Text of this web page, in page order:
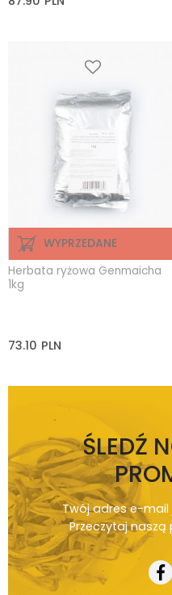
WYPRZEDANE
Herbata ryżowa Genmaicha
1kg
73.10 PLN
ŚLEDŹ
Twój adres e-mail
Przeczytaj naszą